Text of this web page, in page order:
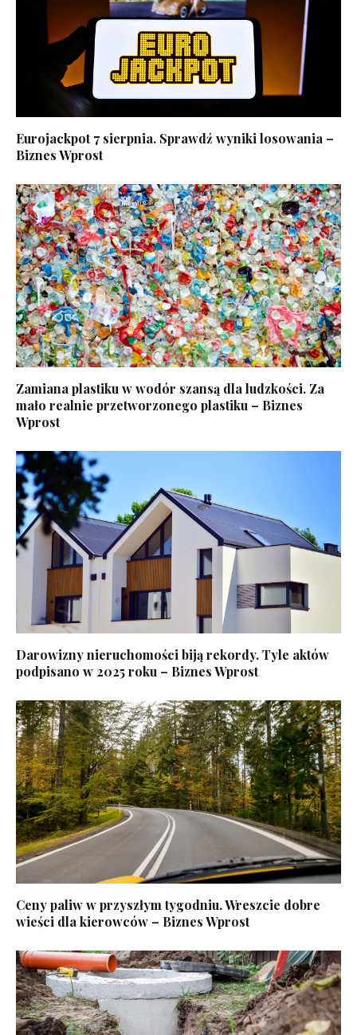
Eurojackpot 7 sierpnia. Sprawdź wyniki losowania –
Biznes Wprost
Zamiana plastiku w wodór szansą dla ludzkości. Za
mało realnie przetworzonego plastiku – Biznes
Wprost
Darowizny nieruchomości biją rekordy. Tyle aktów
podpisano w 2025 roku – Biznes Wprost
Ceny paliw w przyszłym tygodniu. Wreszcie dobre
wieści dla kierowców – Biznes Wprost